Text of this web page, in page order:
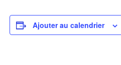
Ajouter au calendrier